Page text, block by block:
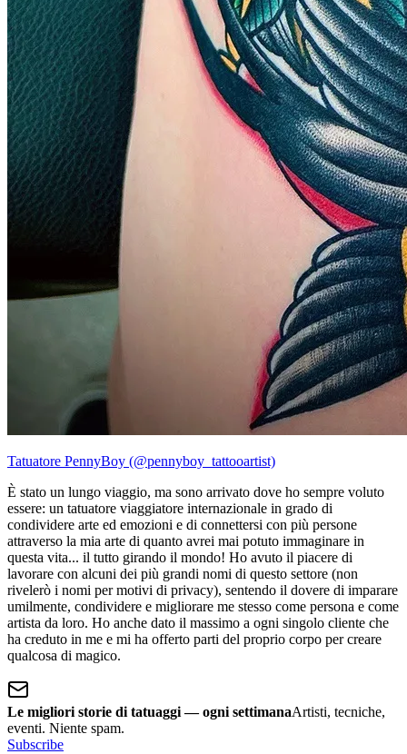
Tatuatore PennyBoy (@pennyboy_tattooartist)
È stato un lungo viaggio, ma sono arrivato dove ho sempre voluto
essere: un tatuatore viaggiatore internazionale in grado di
condividere arte ed emozioni e di connettersi con più persone
attraverso la mia arte di quanto avrei mai potuto immaginare in
questa vita... il tutto girando il mondo! Ho avuto il piacere di
lavorare con alcuni dei più grandi nomi di questo settore (non
rivelerò i nomi per motivi di privacy), sentendo il dovere di imparare
umilmente, condividere e migliorare me stesso come persona e come
artista da loro. Ho anche dato il massimo a ogni singolo cliente che
ha creduto in me e mi ha offerto parti del proprio corpo per creare
qualcosa di magico.
Le migliori storie di tatuaggi — ogni settimanaArtisti, tecniche,
eventi. Niente spam.
Subscribe